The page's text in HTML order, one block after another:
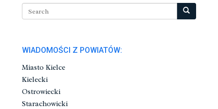
WIADOMOŚCI Z POWIATÓW:
Miasto Kielce
Kielecki
Ostrowiecki
Starachowicki